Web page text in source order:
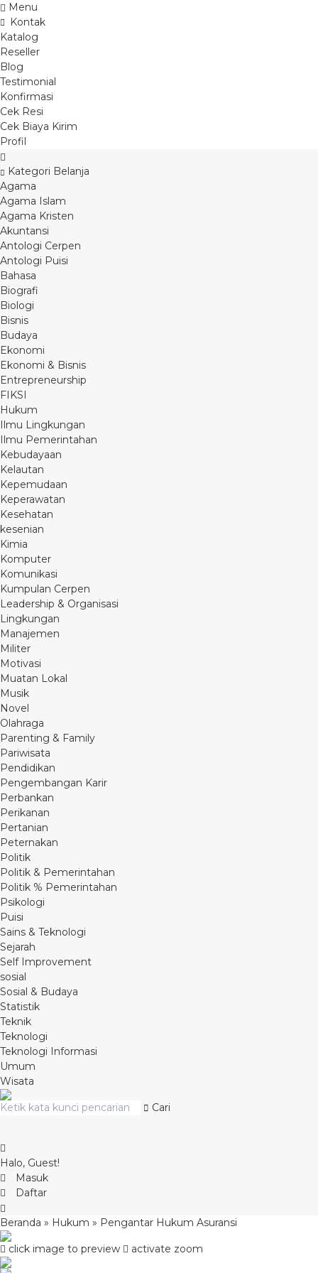
Menu
Kontak
Katalog
Reseller
Blog
Testimonial
Konfirmasi
Cek Resi
Cek Biaya Kirim
Profil
Kategori Belanja
Agama
Agama Islam
Agama Kristen
Akuntansi
Antologi Cerpen
Antologi Puisi
Bahasa
Biografi
Biologi
Bisnis
Budaya
Ekonomi
Ekonomi & Bisnis
Entrepreneurship
FIKSI
Hukum
Ilmu Lingkungan
Ilmu Pemerintahan
Kebudayaan
Kelautan
Kepemudaan
Keperawatan
Kesehatan
kesenian
Kimia
Komputer
Komunikasi
Kumpulan Cerpen
Leadership & Organisasi
Lingkungan
Manajemen
Militer
Motivasi
Muatan Lokal
Musik
Novel
Olahraga
Parenting & Family
Pariwisata
Pendidikan
Pengembangan Karir
Perbankan
Perikanan
Pertanian
Peternakan
Politik
Politik & Pemerintahan
Politik % Pemerintahan
Psikologi
Puisi
Sains & Teknologi
Sejarah
Self Improvement
sosial
Sosial & Budaya
Statistik
Teknik
Teknologi
Teknologi Informasi
Umum
Wisata
Cari
Halo, Guest!
Masuk
Daftar
Beranda » Hukum » Pengantar Hukum Asuransi
click image to preview activate zoom